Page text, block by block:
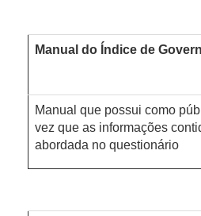
Manual do Índice de
Manual que possui como
vez que as informações
abordada no questionário